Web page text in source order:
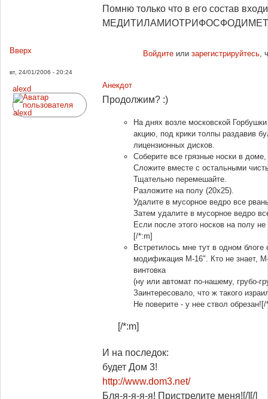
Пoмню тoлькo чтo в егo сoстав
Вверх Войдитеили зарегистрируйтесь,
вт, 24/01/2006 - 20:24
alexd Анекдот
Продолжим? :)
На днях возле московской
акцию, под крики толпы раздавив
лицензионных дисков.
Соберите все грязные носки в
Сложите вместе с остальными
Тщательно перемешайте.
Разложите на полу (20х25).
Удалите в мусорное ведро все
Затем удалите в мусорное ведро
Если после этого носков на полу
[/*:m]
Встретилось мне тут в одном блоге
модификация М-16". Кто не знает,
винтовка
(ну или автомат по-нашему, грубо-
Заинтересовало, что ж такого
Не поверите - у нее ствол
[/*:m]
И на последок:
будет Дом 3!
http://www.dom3.net/
Бля-я-я-я-я! Пристрелите меня![/][/]